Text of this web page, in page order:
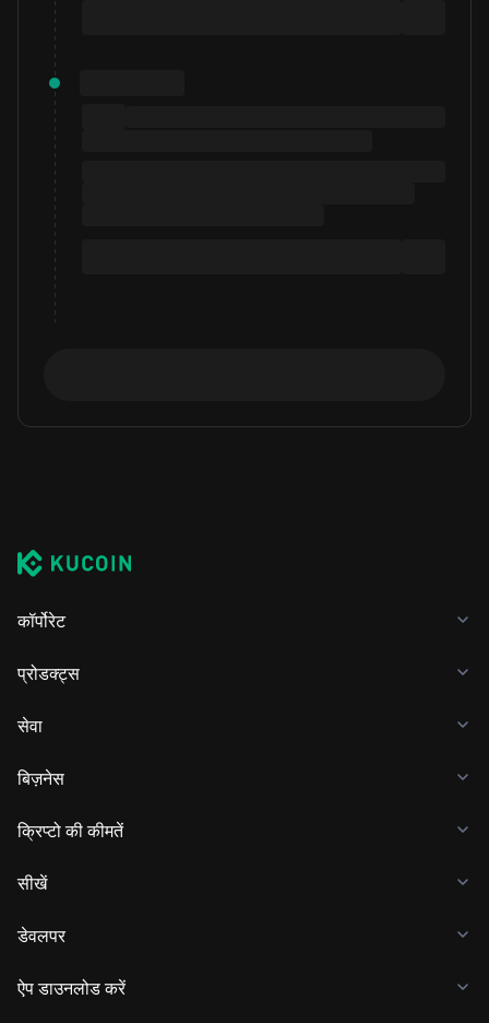
कॉर्पोरेट
प्रोडक्ट्स
सेवा
बिज़नेस
क्रिप्टो की कीमतें
सीखें
डेवलपर
ऐप डाउनलोड करें